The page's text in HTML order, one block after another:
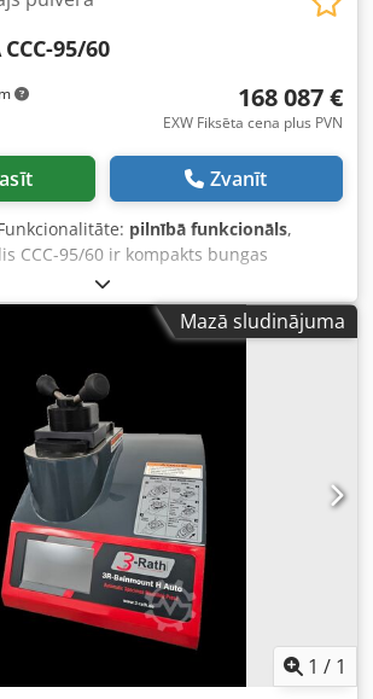
CCC-95/60
168 087 €
EXW Fiksēta cena plus PVN
Zvanīt
pilnībā funkcionāls,
CCC-95/60 ir kompakts bungas
produktu dzesēšanai un sacietēšanai.
Chjdpfxsw Sm Epj Aivja • Caurplūde: 450
temperatūra: 140°C • Produkta gala
Mazā sludinājuma
1 / 1